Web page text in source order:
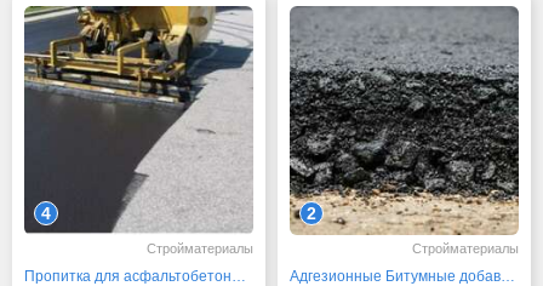
4
Стройматериалы
Пропитка для асфальтобетона Дорожная ДП-1
2
Стройматериалы
Адгезионные Битумные добавки АФТ от производителя